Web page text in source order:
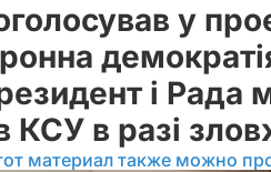
у
і Рада
КСУ в разі
материал также можно